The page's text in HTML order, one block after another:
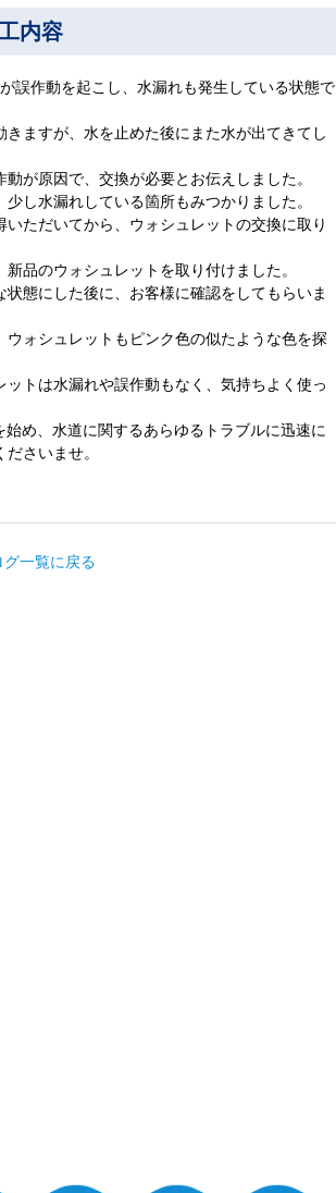
内容
誤作動を起こし、水漏れも発生している状態で
ますが、水を止めた後にまた水が出てきてし
が原因で、交換が必要とお伝えしました。
し水漏れしている箇所もみつかりました。
ただいてから、ウォシュレットの交換に取り
品のウォシュレットを取り付けました。
態にした後に、お客様に確認をしてもらいま
ォシュレットもピンク色の似たような色を探
トは水漏れや誤作動もなく、気持ちよく使っ
め、水道に関するあらゆるトラブルに迅速に
さいませ。
グ一覧に戻る